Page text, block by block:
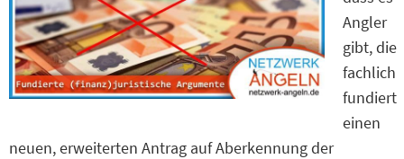
Angler
gibt, die
fachlich
fundiert
einen
neuen, erweiterten Antrag auf Aberkennung der